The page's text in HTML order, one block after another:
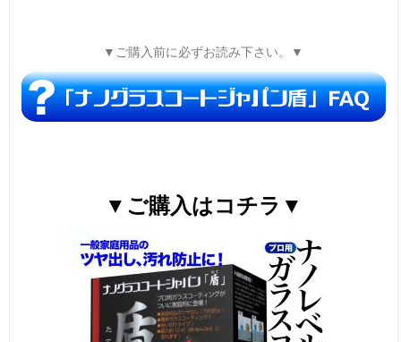
▼ご購入前に必ずお読み下さい。▼
▼ご購入はコチラ▼